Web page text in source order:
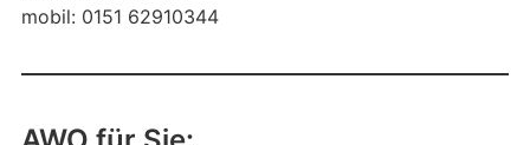
mobil: 0151 62910344